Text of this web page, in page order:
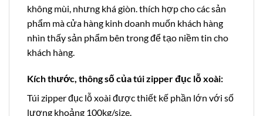
không mùi, nhưng khá giòn. thích hợp cho các sản
phẩm mà cửa hàng kinh doanh muốn khách hàng
nhìn thấy sản phẩm bên trong để tạo niềm tin cho
khách hàng.
Kích thước, thông số của túi zipper đục lỗ xoài:
Túi zipper đục lỗ xoài được thiết kế phần lớn với số
lượng khoảng 100kg/size.